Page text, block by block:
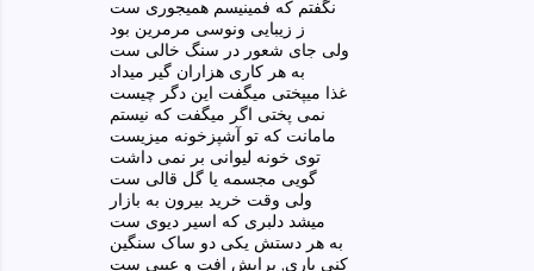
نگفتم که فمینیسم همیجوری ست
ز زیبایی ونوسی مرمرین بود
ولی جای شعور در سنگ خالی ست
به هر کاری هزاران گیر میداد
غذا میپختی میگفت این دگر چیست
نمی پختی اگر میگفت که نیستم
مامانت که تو آشپزخونه میزیست
توی خونه لیوانی بر نمی داشت
گویی مجسمه یا گل قالی ست
ولی وقت خرید بیرون به بازار
میشد دلبری که اسیر دیوی ست
به هر دستش یکی دو ساک سنگین
کنی یاری, برایش افت و عیبی ست